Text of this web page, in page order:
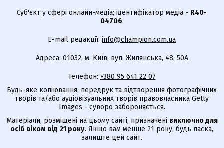
Суб'єкт у сфері онлайн-медіа; ідентифікатор медіа - R40-
04706.
E-mail редакції: info@champion.com.ua
Адреса: 01032, м. Київ, вул. Жилянська, 48, 50А
Телефон: +380 95 641 22 07
Будь-яке копіювання, передрук та відтворення фотографічних
творів та/або аудіовізуальних творів правовласника Getty
Images - суворо забороняється.
Матеріали, розміщені на цьому сайті, призначені виключно для
осіб віком від 21 року. Якщо вам менше 21 року, будь ласка,
залиште цей сайт.